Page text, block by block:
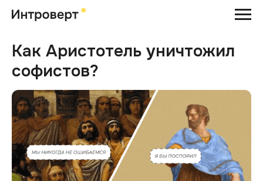
Как Аристотель уничтожил
софистов?